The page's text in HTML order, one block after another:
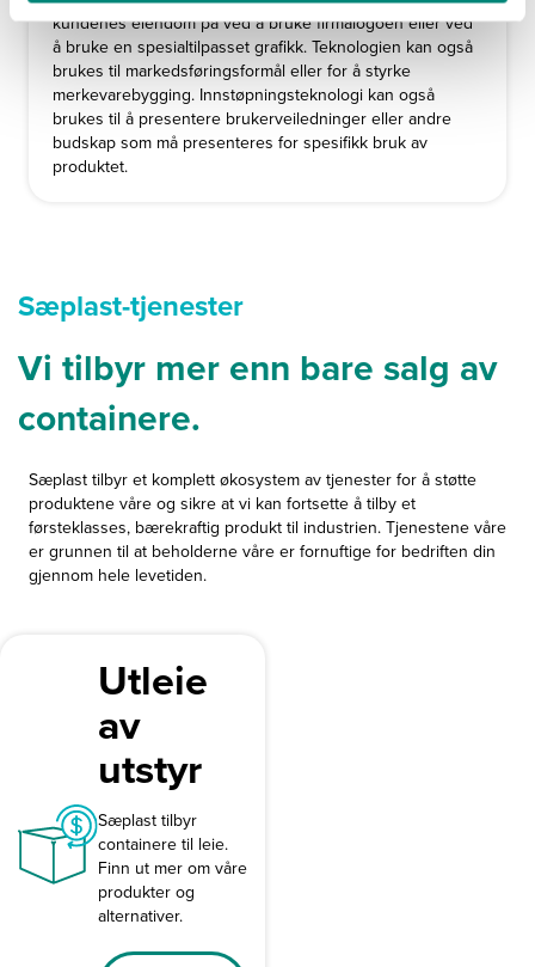
kundenes eiendom på ved å bruke firmalogoen eller ved
å bruke en spesialtilpasset grafikk. Teknologien kan også
brukes til markedsføringsformål eller for å styrke
merkevarebygging. Innstøpningsteknologi kan også
brukes til å presentere brukerveiledninger eller andre
budskap som må presenteres for spesifikk bruk av
produktet.
Sæplast-tjenester
Vi tilbyr mer enn bare salg av
containere.
Sæplast tilbyr et komplett økosystem av tjenester for å støtte
produktene våre og sikre at vi kan fortsette å tilby et
førsteklasses, bærekraftig produkt til industrien. Tjenestene våre
er grunnen til at beholderne våre er fornuftige for bedriften din
gjennom hele levetiden.
Utleie
av
utstyr
Sæplast tilbyr
containere til leie.
Finn ut mer om våre
produkter og
alternativer.